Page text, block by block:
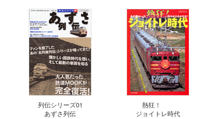
列伝シリーズ01
あずさ列伝
熱狂！
ジョイトレ時代